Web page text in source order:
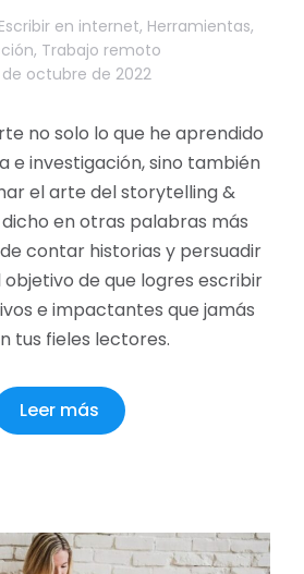
Escribir en internet, Herramientas,
, Trabajo remoto
octubre de 2022
no solo lo que he aprendido
e investigación, sino también
el arte del storytelling &
en otras palabras más
contar historias y persuadir
de que logres escribir
e impactantes que jamás
tus fieles lectores.
Leer más